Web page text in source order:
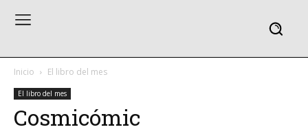
Inicio El libro del mes
El libro del mes
Cosmicómic